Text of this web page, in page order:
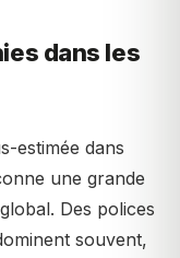
dans les
estimée dans
une grande
Des polices
souvent,